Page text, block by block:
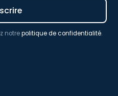
notrepolitique de confidentialité.